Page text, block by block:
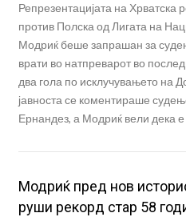
Репрезентацијата на
против Полска од Лигата на
Модриќ беше запрашан за
врати во натпреварот во
два гола по исклучувањето на
јавноста се коментираше
Ернандез, а Модриќ вели дека
Модриќ пред нов
руши рекорд стар 58